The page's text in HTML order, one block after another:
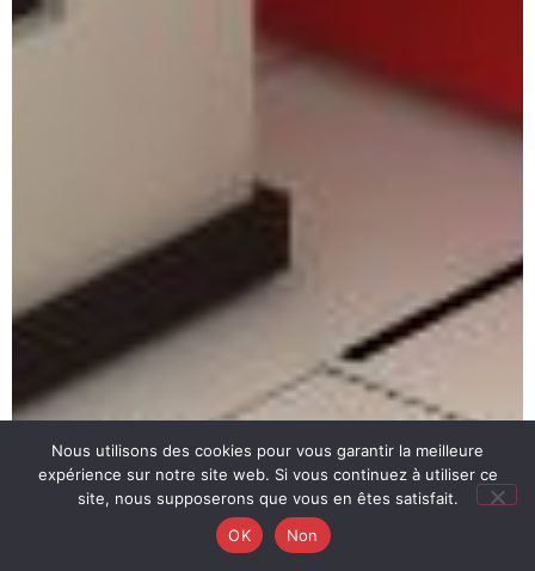
Nous utilisons des cookies pour vous garantir la meilleure
expérience sur notre site web. Si vous continuez à utiliser ce
site, nous supposerons que vous en êtes satisfait.
OK
Non